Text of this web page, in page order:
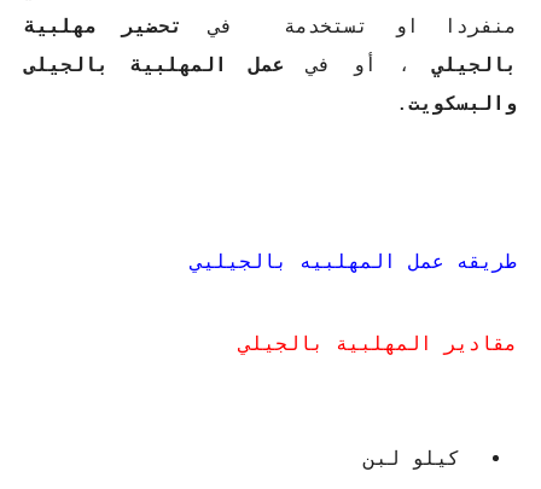
منفردا او تستخدمة في
تحضير مهلبية
بالجيلي، أو في
عمل المهلبية بالجيلى
والبسكويت .
طريقه عمل المهلبيه بالجيليي
مقادير المهلبية بالجيلي
كيلو لبن